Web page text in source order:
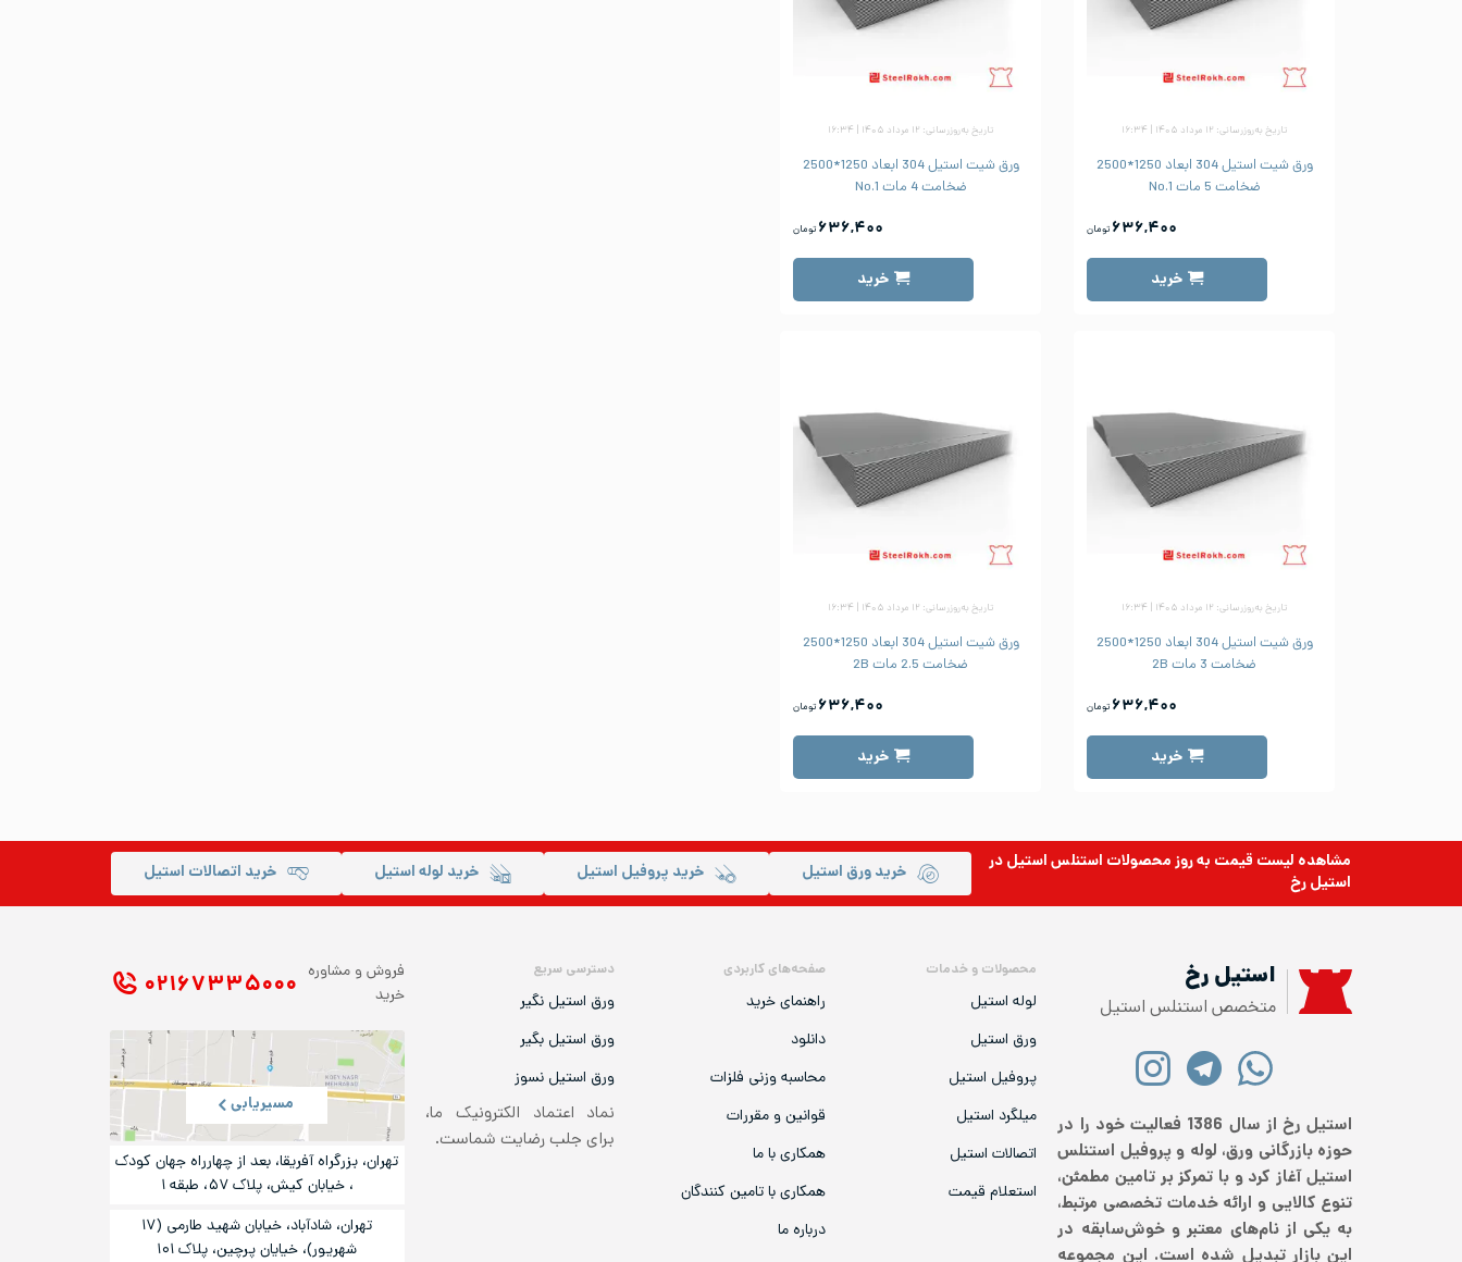
تاریخ به‌روزرسانی: ۱۲ مرداد ۱۴۰۵ | ۱۶:۳۴
ورق شیت استیل 304 ابعاد 1250*2500
ضخامت 5 مات No.1
۶۳۶,۴۰۰ تومان
خرید
تاریخ به‌روزرسانی: ۱۲ مرداد ۱۴۰۵ | ۱۶:۳۴
ورق شیت استیل 304 ابعاد 1250*2500
ضخامت 4 مات No.1
۶۳۶,۴۰۰ تومان
خرید
تاریخ به‌روزرسانی: ۱۲ مرداد ۱۴۰۵ | ۱۶:۳۴
ورق شیت استیل 304 ابعاد 1250*2500
ضخامت 3 مات 2B
۶۳۶,۴۰۰ تومان
خرید
تاریخ به‌روزرسانی: ۱۲ مرداد ۱۴۰۵ | ۱۶:۳۴
ورق شیت استیل 304 ابعاد 1250*2500
ضخامت 2.5 مات 2B
۶۳۶,۴۰۰ تومان
خرید
مشاهده لیست قیمت به روزمحصولات استنلس استیلدر
استیل رخ
خرید ورق استیل خرید پروفیل استیل خرید لوله استیل خرید اتصالات استیل
استیل رخ
متخصص استنلس استیل
استیل رخ از سال 1386 فعالیت خود را در
حوزه بازرگانی ورق، لوله و پروفیل استنلس
استیل آغاز کرد و با تمرکز بر تامین مطمئن،
تنوع کالایی و ارائه خدمات تخصصی مرتبط،
به یکی از نام‌های معتبر و خوش‌سابقه در
این بازار تبدیل شده است. این مجموعه
محصولات و خدمات
لوله استیل
ورق استیل
پروفیل استیل
میلگرد استیل
اتصالات استیل
استعلام قیمت
صفحه‌های کاربردی
راهنمای خرید
دانلود
محاسبه وزنی فلزات
قوانین و مقررات
همکاری با ما
همکاری با تامین کنندگان
درباره ما
دسترسی سریع
ورق استیل نگیر
ورق استیل بگیر
ورق استیل نسوز
نماد اعتماد الکترونیک ما،
برای جلب رضایت شماست.
فروش و مشاوره
خرید
۰۲۱ ۶۷۳۳۵۰۰۰
مسیریابی
تهران، بزرگراه آفریقا، بعد از چهارراه جهان کودک
، خیابان کیش، پلاک ۵۷، طبقه ۱
تهران، شادآباد، خیابان شهید طارمی (۱۷
شهریور)، خیایان پرچین، پلاک ۱۰۱